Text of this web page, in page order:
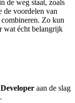
de weg staat, zoals
de voordelen van
Zo kun
wat écht belangrijk
aan de slag